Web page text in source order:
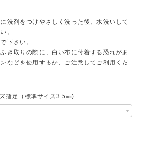
洗剤をつけやさしく洗った後、水洗いして
。
下さい。
き取りの際に、白い布に付着する恐れがあ
などを使用するか、ご注意してご利用くだ
指定（標準サイズ3.5㎜)